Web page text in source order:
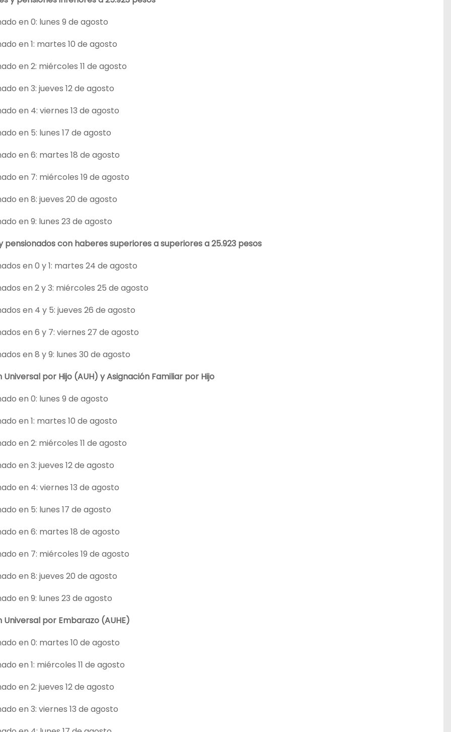
en 0: lunes 9 de agosto
en 1: martes 10 de agosto
en 2: miércoles 11 de agosto
en 3: jueves 12 de agosto
en 4: viernes 13 de agosto
en 5: lunes 17 de agosto
en 6: martes 18 de agosto
en 7: miércoles 19 de agosto
en 8: jueves 20 de agosto
en 9: lunes 23 de agosto
pensionados con haberes superiores a superiores a 25.923 pesos
en 0 y 1: martes 24 de agosto
en 2 y 3: miércoles 25 de agosto
en 4 y 5: jueves 26 de agosto
en 6 y 7: viernes 27 de agosto
en 8 y 9: lunes 30 de agosto
Universal por Hijo (AUH) y Asignación Familiar por Hijo
en 0: lunes 9 de agosto
en 1: martes 10 de agosto
en 2: miércoles 11 de agosto
en 3: jueves 12 de agosto
en 4: viernes 13 de agosto
en 5: lunes 17 de agosto
en 6: martes 18 de agosto
en 7: miércoles 19 de agosto
en 8: jueves 20 de agosto
en 9: lunes 23 de agosto
Universal por Embarazo (AUHE)
en 0: martes 10 de agosto
en 1: miércoles 11 de agosto
en 2: jueves 12 de agosto
en 3: viernes 13 de agosto